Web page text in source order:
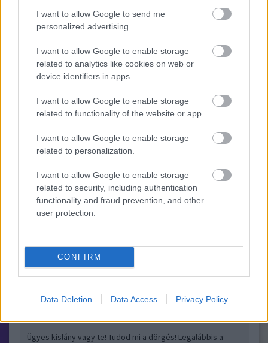
I want to allow Google to send me
personalized advertising.
I want to allow Google to enable storage
related to analytics like cookies on web or
device identifiers in apps.
I want to allow Google to enable storage
related to functionality of the website or app.
I want to allow Google to enable storage
related to personalization.
I want to allow Google to enable storage
related to security, including authentication
functionality and fraud prevention, and other
user protection.
CONFIRM
Data Deletion Data Access Privacy Policy
tristen2005 2015.08.14 21:11:33
Gyakorolj! Tartsd magad karba, este érkezem! Üdv, a
Mámor!:)
Varánusz Varánusz hálidéj 2015.08.03 08:00:00
Nem veszed észre, hogy nem vesznek észre! Olyan vagy
mint zsidó templomban az utálatos szobor!
tristen2005 2015.08.09 18:13:52
Ügyes kislány vagy te! Tudod mi a dörgés! Legalábbis a